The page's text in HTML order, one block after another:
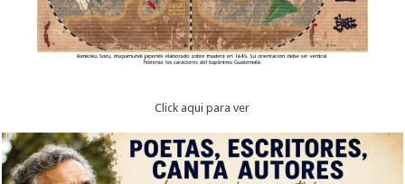
Click aqui para ver